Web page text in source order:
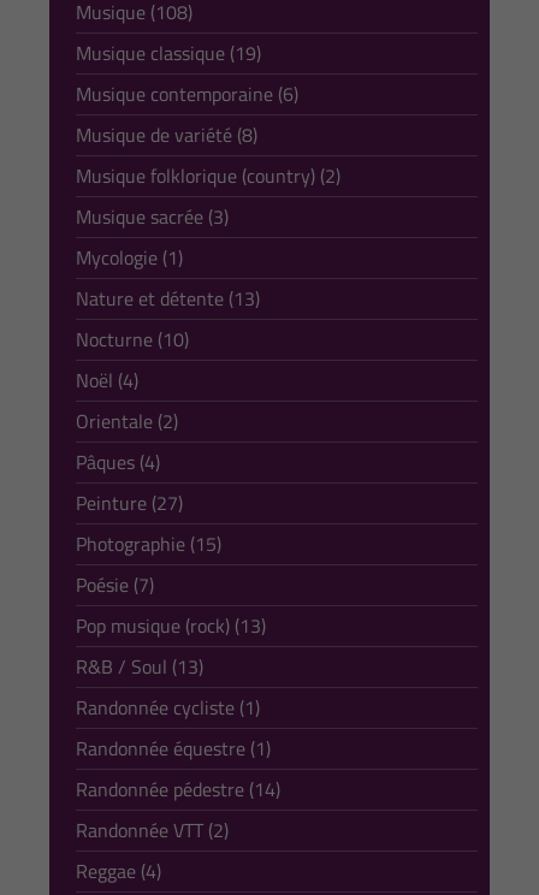
Musique (108)
Musique classique (19)
Musique contemporaine (6)
Musique de variété (8)
Musique folklorique (country) (2)
Musique sacrée (3)
Mycologie (1)
Nature et détente (13)
Nocturne (10)
Noël (4)
Orientale (2)
Pâques (4)
Peinture (27)
Photographie (15)
Poésie (7)
Pop musique (rock) (13)
R&B / Soul (13)
Randonnée cycliste (1)
Randonnée équestre (1)
Randonnée pédestre (14)
Randonnée VTT (2)
Reggae (4)